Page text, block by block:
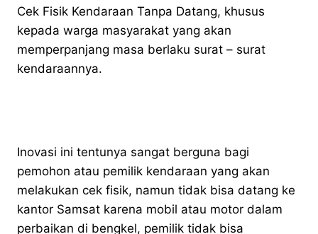
Cek Fisik Kendaraan Tanpa Datang, khusus
kepada warga masyarakat yang akan
memperpanjang masa berlaku surat – surat
kendaraannya.
Inovasi ini tentunya sangat berguna bagi
pemohon atau pemilik kendaraan yang akan
melakukan cek fisik, namun tidak bisa datang ke
kantor Samsat karena mobil atau motor dalam
perbaikan di bengkel, pemilik tidak bisa